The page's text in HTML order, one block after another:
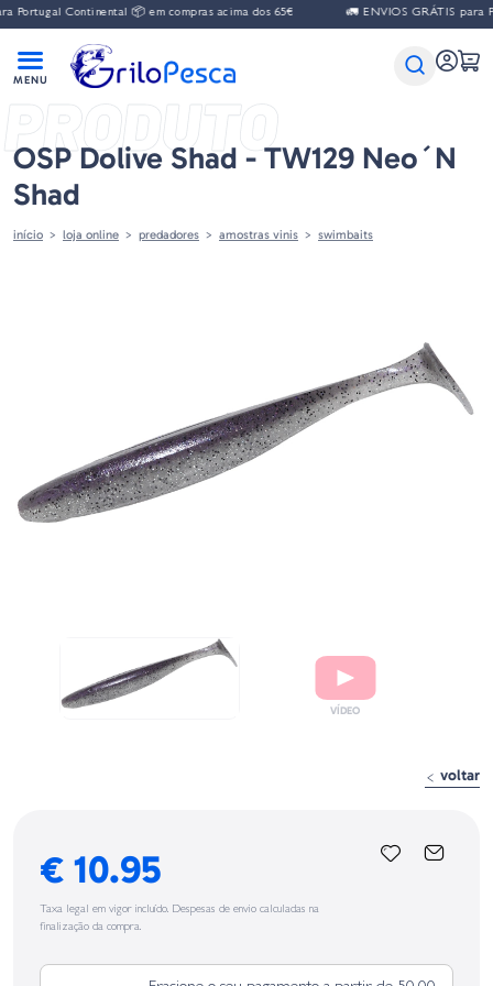
Continental 📦 em compras acima dos 65€ 🚛 ENVIOS GRÁTIS para
PRODUTO
OSP Dolive Shad - TW129 Neo´n
Shad
início loja online predadores amostras vinis swimbaits
voltar
€ 10.95
Taxa legal em vigor incluído. Despesas de envio calculadas na
finalização da compra.